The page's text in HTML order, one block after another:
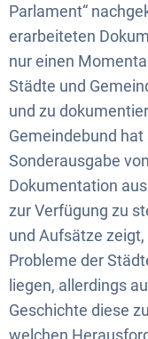
Parlament“
erarbeiteten
nur einen
Städte und
und zu
Gemeindebund
Sonderausgabe
Dokumentation
zur Verfügung zu
und Aufsätze
Probleme der
liegen, allerdings
Geschichte diese
welchen